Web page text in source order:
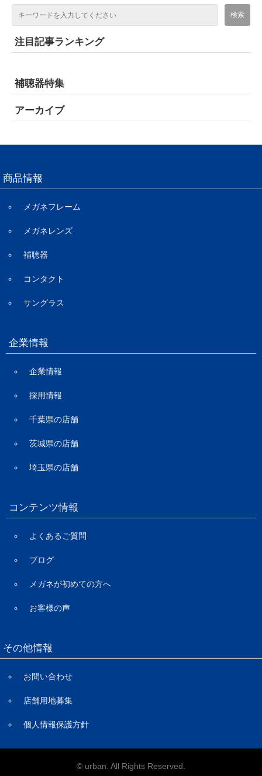
注目記事ランキング
補聴器特集
アーカイブ
商品情報
メガネフレーム
メガネレンズ
補聴器
コンタクト
サングラス
企業情報
企業情報
採用情報
千葉県の店舗
茨城県の店舗
埼玉県の店舗
コンテンツ情報
よくあるご質問
ブログ
メガネが初めての方へ
お客様の声
その他情報
お問い合わせ
店舗用地募集
個人情報保護方針
© urban. All Rights Reserved.